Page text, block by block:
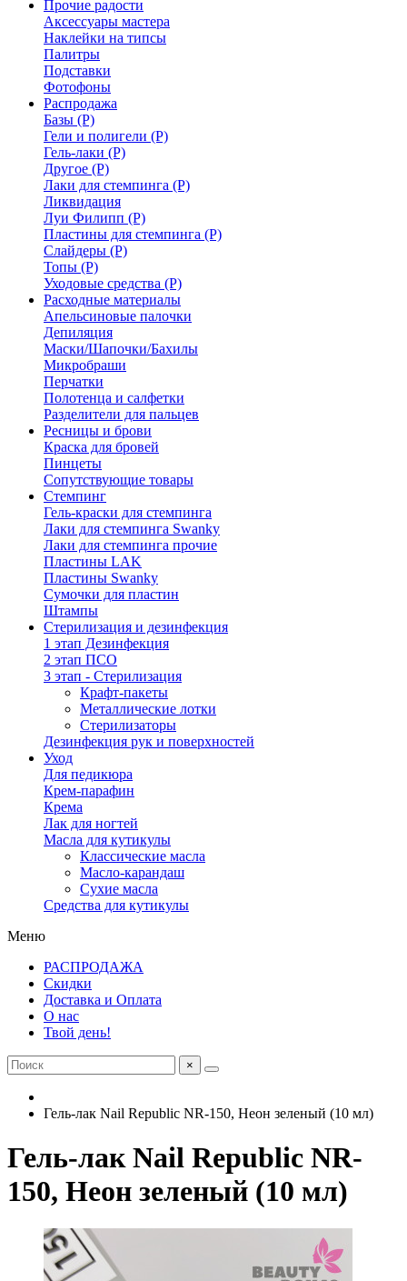
Прочие радости
Аксессуары мастера
Наклейки на типсы
Палитры
Подставки
Фотофоны
Распродажа
Базы (Р)
Гели и полигели (Р)
Гель-лаки (Р)
Другое (Р)
Лаки для стемпинга (Р)
Ликвидация
Луи Филипп (Р)
Пластины для стемпинга (Р)
Слайдеры (Р)
Топы (Р)
Уходовые средства (Р)
Расходные материалы
Апельсиновые палочки
Депиляция
Маски/Шапочки/Бахилы
Микробраши
Перчатки
Полотенца и салфетки
Разделители для пальцев
Ресницы и брови
Краска для бровей
Пинцеты
Сопутствующие товары
Стемпинг
Гель-краски для стемпинга
Лаки для стемпинга Swanky
Лаки для стемпинга прочие
Пластины LAK
Пластины Swanky
Сумочки для пластин
Штампы
Стерилизация и дезинфекция
1 этап Дезинфекция
2 этап ПСО
3 этап - Стерилизация
Крафт-пакеты
Металлические лотки
Стерилизаторы
Дезинфекция рук и поверхностей
Уход
Для педикюра
Крем-парафин
Крема
Лак для ногтей
Масла для кутикулы
Классические масла
Масло-карандаш
Сухие масла
Средства для кутикулы
Меню
РАСПРОДАЖА
Скидки
Доставка и Оплата
О нас
Твой день!
×
Гель-лак Nail Republic NR-150, Неон зеленый (10 мл)
Гель-лак Nail Republic NR-
150, Неон зеленый (10 мл)